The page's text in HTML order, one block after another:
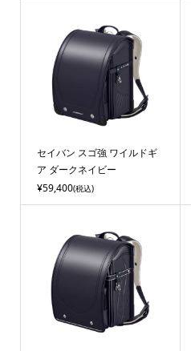
セイバン スゴ強 ワイルドギ
ア ダークネイビー
¥59,400(税込)